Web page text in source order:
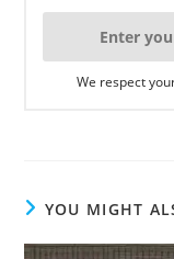
We respect
YOU MIGHT